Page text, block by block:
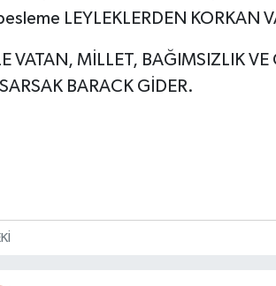
LEYLEKLERDEN KORKAN
VATAN, MİLLET, BAĞIMSIZLIK
BARACK GİDER.